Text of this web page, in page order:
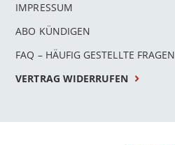
IMPRESSUM
ABO KÜNDIGEN
FAQ – HÄUFIG GESTELLTE FRAGEN
VERTRAG WIDERRUFEN